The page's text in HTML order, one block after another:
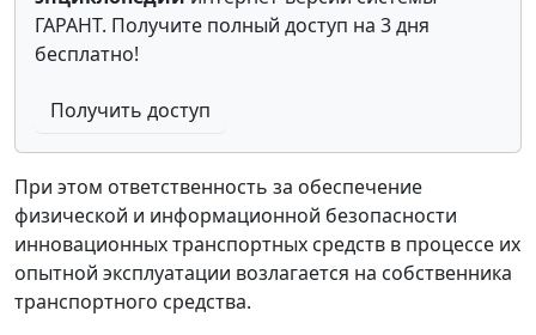
ГАРАНТ. Получите полный доступ на 3 дня
бесплатно!
Получить доступ
При этом ответственность за обеспечение
физической и информационной безопасности
инновационных транспортных средств в процессе их
опытной эксплуатации возлагается на собственника
транспортного средства.